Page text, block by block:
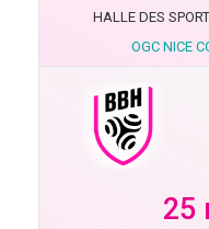
HALLE DES
OGC NICE
25